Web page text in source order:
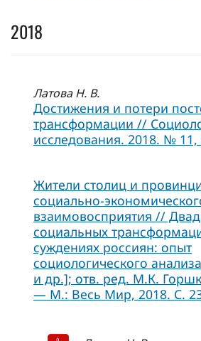
2018
Латова Н. В.
Достижения и потери
трансформации //
исследования. 2018. № 11,
Жители столиц и
социально-
взаимовосприятия //
социальных
суждениях россиян: опыт
социологического
и др.]; отв. ред. М.К.
— М.: Весь Мир, 2018. С.